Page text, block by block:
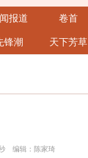
报道 卷首
锋潮 天下芳草
编辑：陈家琦